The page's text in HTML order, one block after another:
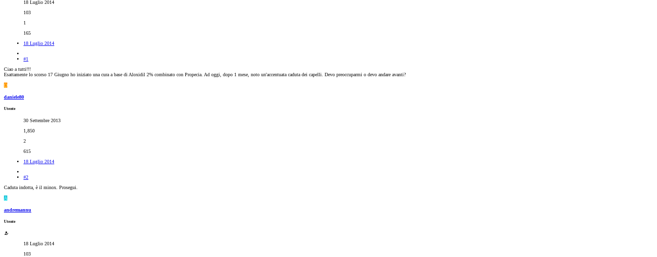
18 Luglio 2014
103
1
165
18 Luglio 2014
#1
Ciao a tutti!!!
Esattamente lo scorso 17 Giugno ho iniziato una cura a base di Aloxidil 2% combinato con Propecia. Ad oggi, dopo 1 mese, noto un'accentuata caduta dei capelli. Devo preoccuparmi o devo andare avanti?
D
daniele80
Utente
30 Settembre 2013
1,850
2
615
18 Luglio 2014
#2
Caduta indotta, è il minox. Prosegui.
A
andremannu
Utente
18 Luglio 2014
103